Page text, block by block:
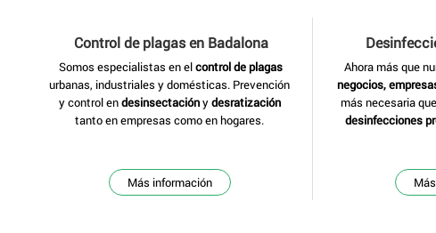
Control de plagas en Badalona
Somos especialistas en elcontrol de plagas
urbanas, industriales y domésticas. Prevención
y control endesinsectaciónydesratización
tanto en empresas como en hogares.
Más información
Ahora más que
negocios,
más necesaria
desinfecciones